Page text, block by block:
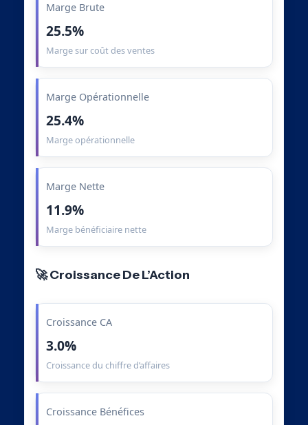
Marge Brute
25.5%
Marge sur coût des ventes
Marge Opérationnelle
25.4%
Marge opérationnelle
Marge Nette
11.9%
Marge bénéficiaire nette
🚀 Croissance De L’Action
Croissance CA
3.0%
Croissance du chiffre d’affaires
Croissance Bénéfices